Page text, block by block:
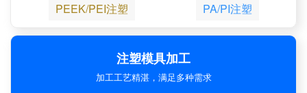
PEEK/PEI注塑
PA/PI注塑
注塑模具加工
加工工艺精湛，满足多种需求